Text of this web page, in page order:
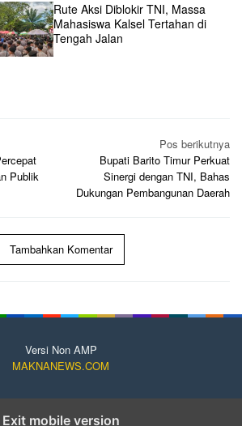
Rute Aksi Diblokir TNI, Massa
Mahasiswa Kalsel Tertahan di
Tengah Jalan
Publik
Pos berikutnya
Bupati Barito Timur Perkuat
Sinergi dengan TNI, Bahas
Dukungan Pembangunan Daerah
Tambahkan Komentar
Versi Non AMP
MAKNANEWS.COM
Exit mobile version